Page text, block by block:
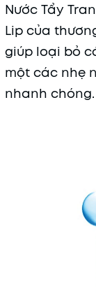
Nước Tẩy
Lip của
giúp loại bỏ
một các nhẹ
nhanh chóng.